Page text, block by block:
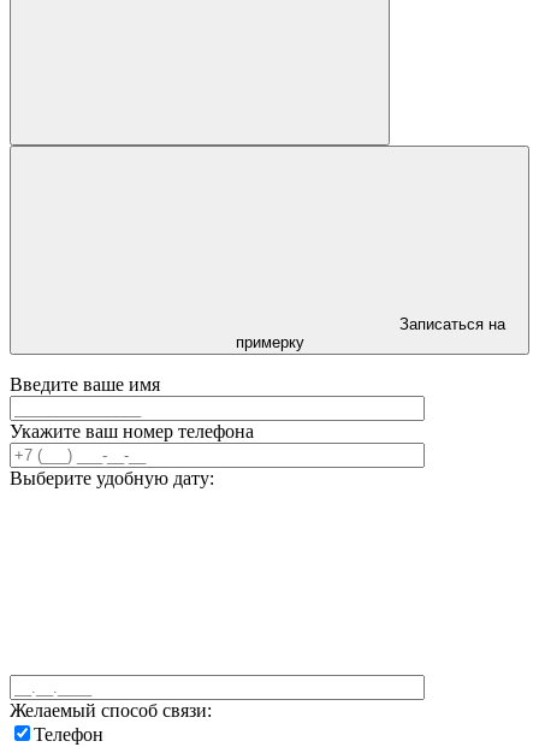
Записаться на
примерку
Введите ваше имя
Укажите ваш номер телефона
Выберите удобную дату:
Желаемый способ связи:
Телефон